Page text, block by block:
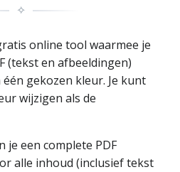
✧
online tool waarmee je
(tekst en afbeeldingen)
gekozen kleur. Je kunt
wijzigen als de
je een complete PDF
alle inhoud (inclusief tekst